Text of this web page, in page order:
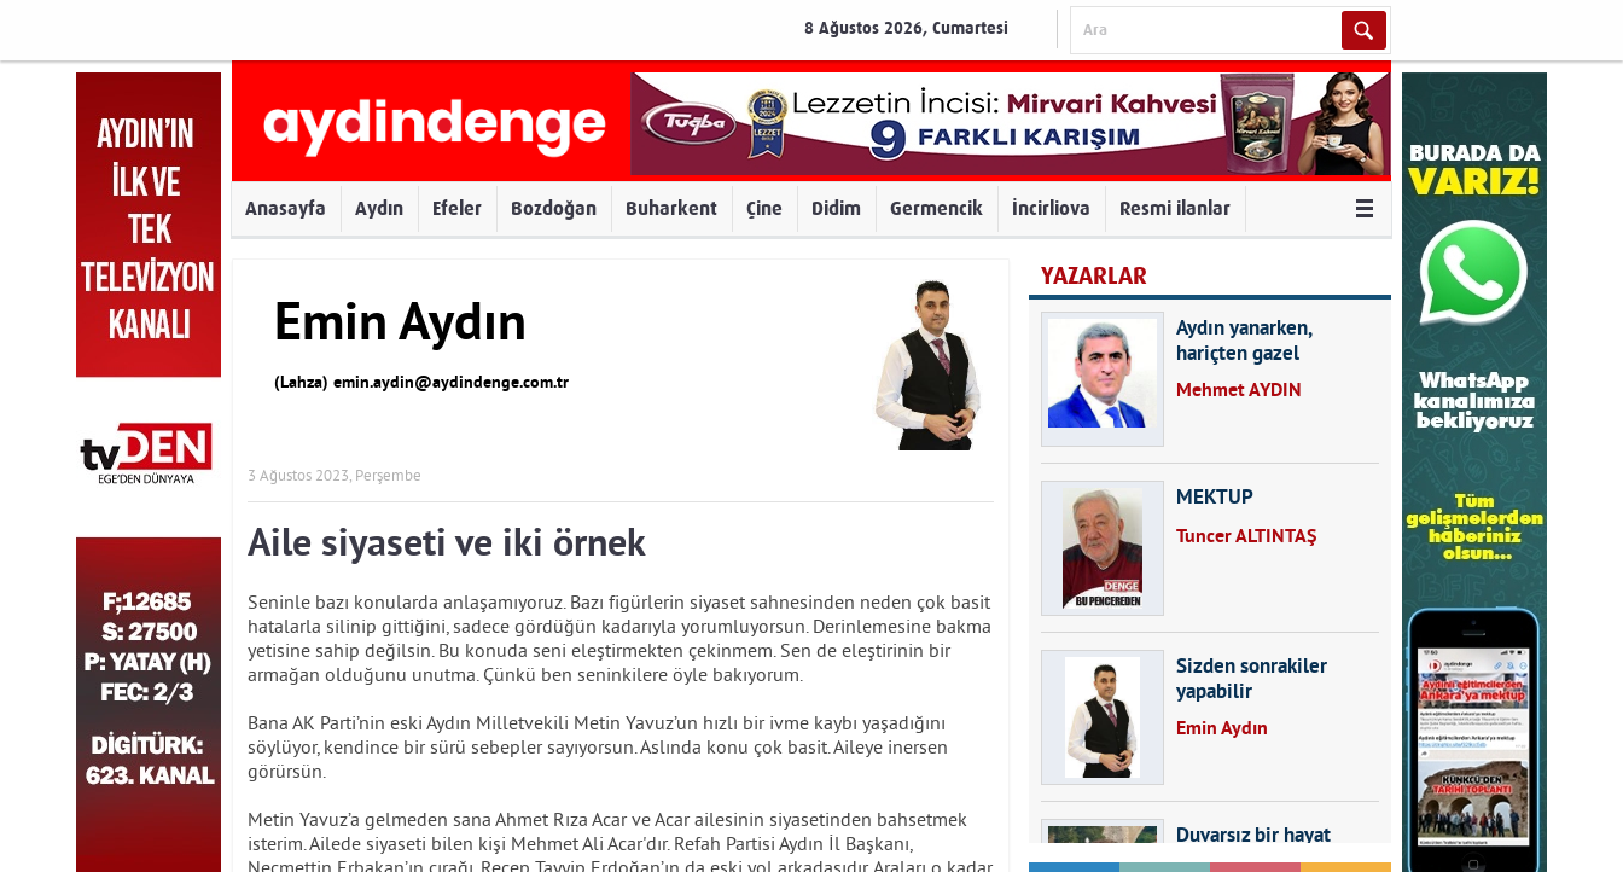
8 Ağustos 2026, Cumartesi
Anasayfa Aydın Efeler Bozdoğan Buharkent Çine Didim Germencik İncirliova Resmi ilanlar
Emin Aydın
(Lahza) emin.aydin@aydindenge.com.tr
3 Ağustos 2023, Perşembe
Aile siyaseti ve iki örnek
Seninle bazı konularda anlaşamıyoruz. Bazı figürlerin siyaset sahnesinden neden çok basit
hatalarla silinip gittiğini, sadece gördüğün kadarıyla yorumluyorsun. Derinlemesine bakma
yetisine sahip değilsin. Bu konuda seni eleştirmekten çekinmem. Sen de eleştirinin bir
armağan olduğunu unutma. Çünkü ben seninkilere öyle bakıyorum.
Bana AK Parti’nin eski Aydın Milletvekili Metin Yavuz’un hızlı bir ivme kaybı yaşadığını
söylüyor, kendince bir sürü sebepler sayıyorsun. Aslında konu çok basit. Aileye inersen
görürsün.
Metin Yavuz’a gelmeden sana Ahmet Rıza Acar ve Acar ailesinin siyasetinden bahsetmek
isterim. Ailede siyaseti bilen kişi Mehmet Ali Acar'dır. Refah Partisi Aydın İl Başkanı,
Necmettin Erbakan’ın çırağı, Recep Tayyip Erdoğan’ın da eski yol arkadaşıdır. Araları o kadar
YAZARLAR
Aydın yanarken,
hariçten gazel
okuyarak kalpleri de
Mehmet AYDIN
MEKTUP
Tuncer ALTINTAŞ
Sizden sonrakiler
yapabilir
Emin Aydın
Duvarsız bir hayat